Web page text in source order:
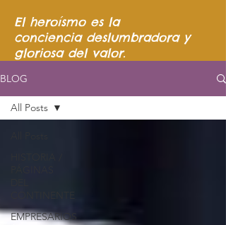
El heroísmo es la
conciencia deslumbradora y
gloriosa del valor.
BLOG
EMPRESARIOS
All Posts